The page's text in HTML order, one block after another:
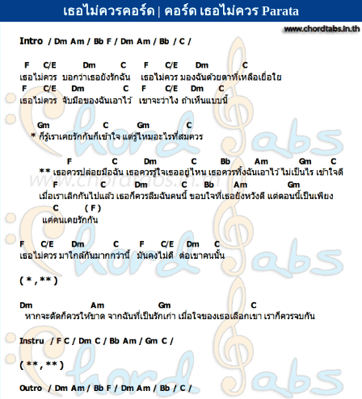
เธอไม่ควรคอร์ด | คอร์ด เธอไม่ควร Parata